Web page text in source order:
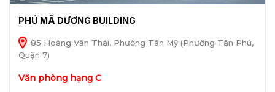
PHÚ MÃ DƯƠNG BUILDING
85 Hoàng Văn Thái, Phường Tân Mỹ (Phường Tân Phú,
Quận 7)
Văn phòng hạng C